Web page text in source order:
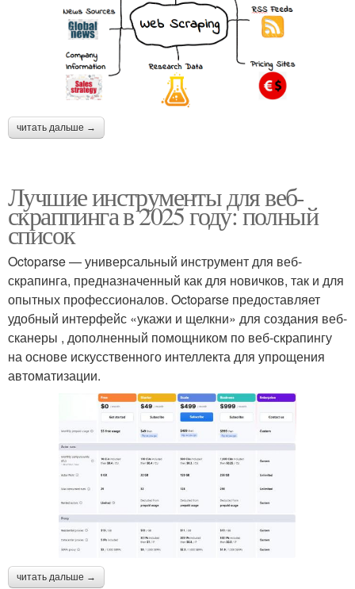
читать дальше →
Лучшие инструменты для веб-
скраппинга в 2025 году: полный
список
Octoparse — универсальный инструмент для веб-
скрапинга, предназначенный как для новичков, так и для
опытных профессионалов. Octoparse предоставляет
удобный интерфейс «укажи и щелкни» для создания веб-
сканеры , дополненный помощником по веб-скрапингу
на основе искусственного интеллекта для упрощения
автоматизации.
читать дальше →